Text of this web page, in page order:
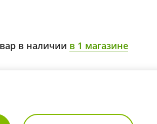
в наличии в 1 магазине